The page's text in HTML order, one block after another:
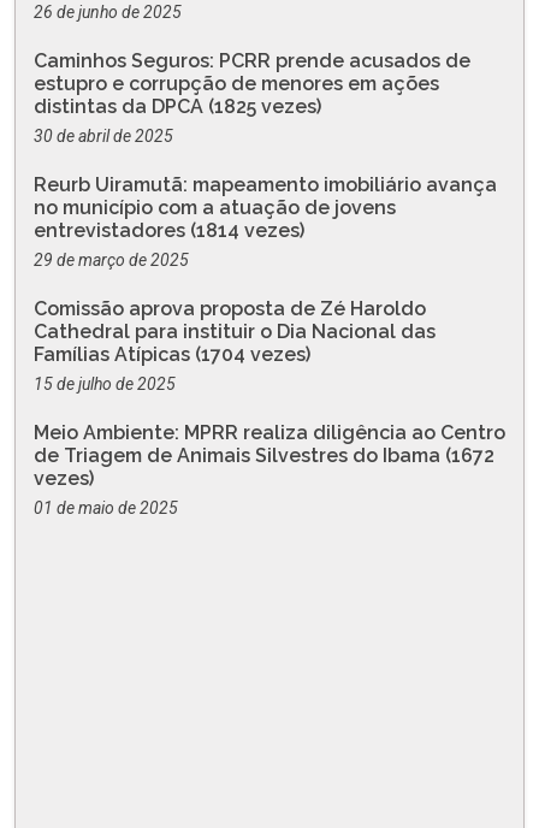
26 de junho de 2025
Caminhos Seguros: PCRR prende acusados de
estupro e corrupção de menores em ações
distintas da DPCA (1825 vezes)
30 de abril de 2025
Reurb Uiramutã: mapeamento imobiliário avança
no município com a atuação de jovens
entrevistadores (1814 vezes)
29 de março de 2025
Comissão aprova proposta de Zé Haroldo
Cathedral para instituir o Dia Nacional das
Famílias Atípicas (1704 vezes)
15 de julho de 2025
Meio Ambiente: MPRR realiza diligência ao Centro
de Triagem de Animais Silvestres do Ibama (1672
vezes)
01 de maio de 2025